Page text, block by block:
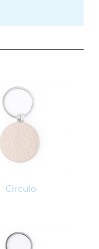
Circulo